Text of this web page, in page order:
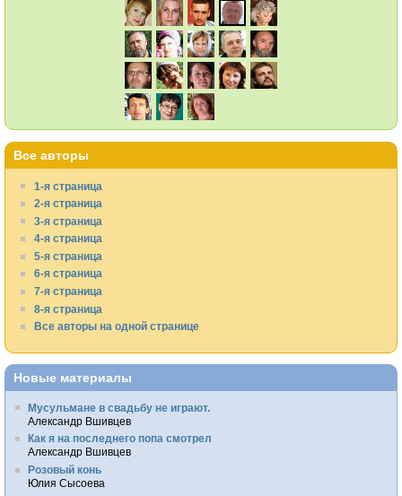
Все авторы
1-я страница
2-я страница
3-я страница
4-я страница
5-я страница
6-я страница
7-я страница
8-я страница
Все авторы на одной странице
Новые материалы
Мусульмане в свадьбу не играют.
Александр Вшивцев
Как я на последнего попа смотрел
Александр Вшивцев
Розовый конь
Юлия Сысоева